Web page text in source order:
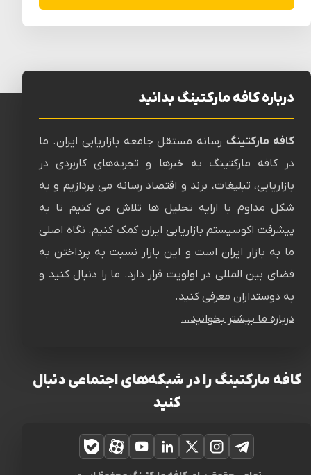
درباره کافه مارکتینگ بدانید
کافه مارکتینگرسانه‌ مستقل جامعه بازاریابی ایران. ما
در کافه مارکتینگ به خبرها و تجربه‌های کاربردی در
بازاریابی، تبلیغات، برند و اقتصاد رسانه می پردازیم و به
شکل مداوم با ارایه تحلیل ها تلاش می کنیم تا به
پیشرفت اکوسیستم بازاریابی ایران کمک کنیم. نگاه اصلی
ما به بازار ایران است و این بازار نسبت به پرداختن به
فضای بین المللی در اولویت قرار دارد. ما را دنبال کنید و
به دوستداران معرفی کنید.
درباره ما بیشتر بخوانید…
کافه مارکتینگ را در شبکه‌های اجتماعی دنبال
کنید
تلگراماینستاگرام
ایکسلینکدینیوتیوبآپاراتبله